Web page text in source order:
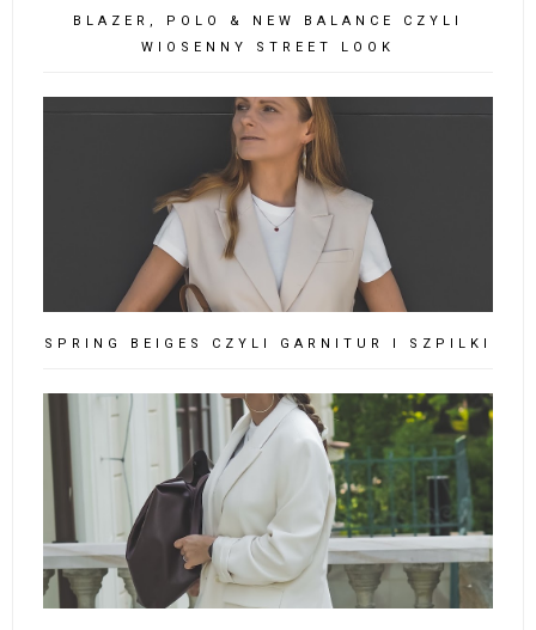
BLAZER, POLO & NEW BALANCE CZYLI
WIOSENNY STREET LOOK
SPRING BEIGES CZYLI GARNITUR I SZPILKI